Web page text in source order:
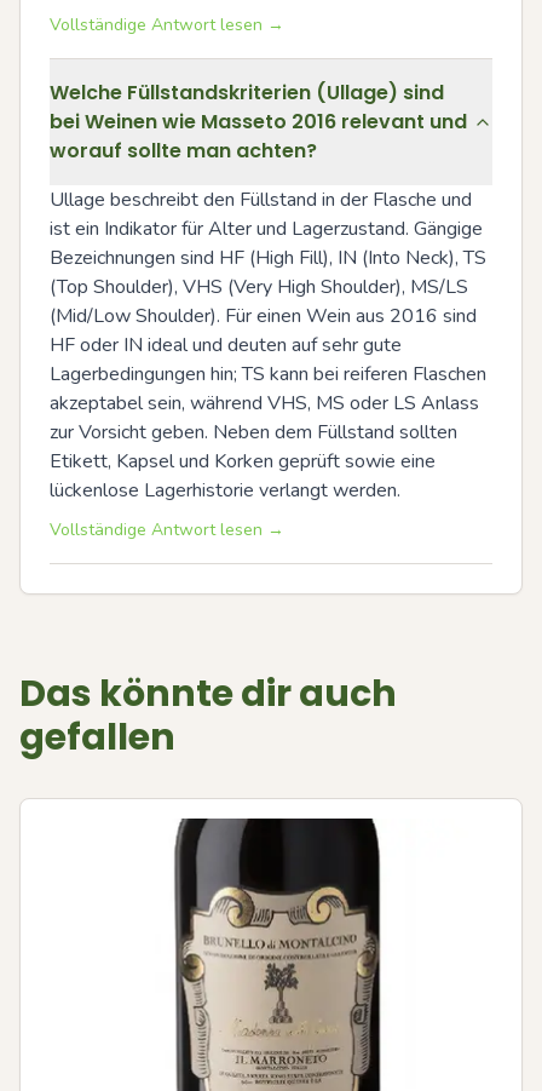
Vollständige Antwort lesen →
Welche Füllstandskriterien (Ullage) sind
bei Weinen wie Masseto 2016 relevant und
worauf sollte man achten?
Ullage beschreibt den Füllstand in der Flasche und
ist ein Indikator für Alter und Lagerzustand. Gängige
Bezeichnungen sind HF (High Fill), IN (Into Neck), TS
(Top Shoulder), VHS (Very High Shoulder), MS/LS
(Mid/Low Shoulder). Für einen Wein aus 2016 sind
HF oder IN ideal und deuten auf sehr gute
Lagerbedingungen hin; TS kann bei reiferen Flaschen
akzeptabel sein, während VHS, MS oder LS Anlass
zur Vorsicht geben. Neben dem Füllstand sollten
Etikett, Kapsel und Korken geprüft sowie eine
lückenlose Lagerhistorie verlangt werden.
Vollständige Antwort lesen →
Das könnte dir auch
gefallen